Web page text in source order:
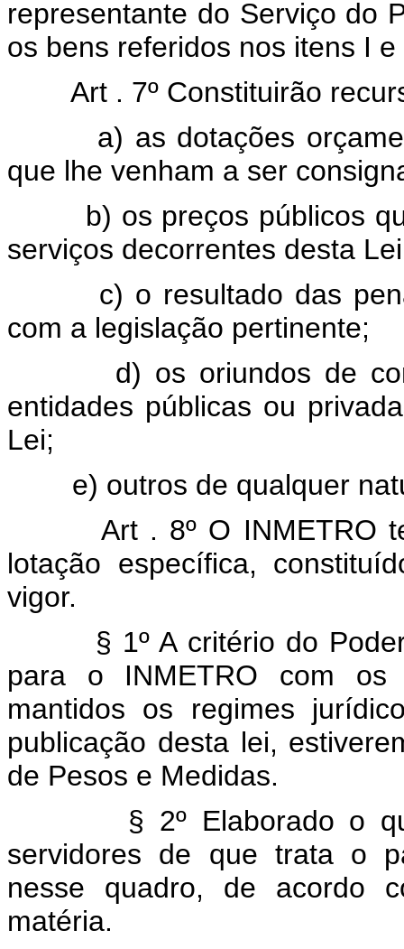
representante do Serviço do
os bens referidos nos itens I
Art . 7º Constituirão
a) as dotações
que lhe venham a ser
b) os preços públicos
serviços decorrentes desta
c) o resultado das
com a legislação pertinente;
d) os oriundos de
entidades públicas ou
Lei;
e) outros de qualquer
Art . 8º O INMETRO
lotação específica,
vigor.
§ 1º A critério do Poder
para o INMETRO com os
mantidos os regimes
publicação desta lei,
de Pesos e Medidas.
§ 2º Elaborado o
servidores de que trata o
nesse quadro, de acordo
matéria.